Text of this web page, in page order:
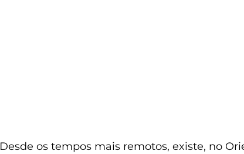
Desde os tempos mais remotos, existe, no